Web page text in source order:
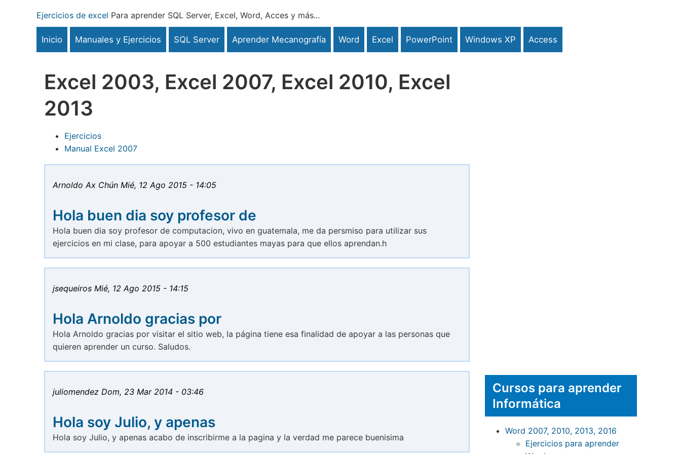
contenido
Ejercicios de excel Para aprender SQL Server, Excel, Word, Acces y más...
Inicio Manuales y Ejercicios SQL Server Aprender Mecanografía Word Excel PowerPoint Windows XP Access
Excel 2003, Excel 2007, Excel 2010, Excel
2013
Ejercicios
Manual Excel 2007
Arnoldo Ax Chún Mié, 12 Ago 2015 - 14:05
Hola buen dia soy profesor de
Hola buen dia soy profesor de computacion, vivo en guatemala, me da persmiso para utilizar sus
ejercicios en mi clase, para apoyar a 500 estudiantes mayas para que ellos aprendan.h
jsequeiros Mié, 12 Ago 2015 - 14:15
Hola Arnoldo gracias por
Hola Arnoldo gracias por visitar el sitio web, la página tiene esa finalidad de apoyar a las personas que
quieren aprender un curso. Saludos.
juliomendez Dom, 23 Mar 2014 - 03:46
Hola soy Julio, y apenas
Hola soy Julio, y apenas acabo de inscribirme a la pagina y la verdad me parece buenisima
Cursos para aprender
Informática
Word 2007, 2010, 2013, 2016
Ejercicios para aprender